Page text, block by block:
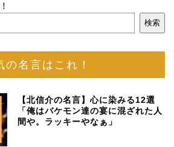
検索
名言はこれ！
【北信介の名言】心に染みる12選
「俺はバケモン達の宴に混ざれた人
間や。ラッキーやなぁ」